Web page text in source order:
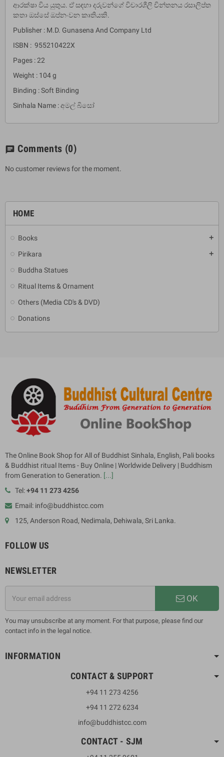
HOME
Books add
Pirikara add
Buddha Statues
Ritual Items & Ornament
Others (Media CD's & DVD)
Donations
ආරක්ෂා විය යුතුය. ඒ සඳහා දරුවන්ගේ විචාරශීලි චින්තනය රසාලිප්ත
කතා ඔස්සේ ඔප්නංවන කෘතියකි.
Publisher : M.D. Gunasena And Company Ltd
ISBN : 955210422X
Pages : 22
Weight : 104 g
Binding : Soft Binding
Sinhala Name : අමල් බිසෝ
chat Comments (0)
No customer reviews for the moment.
The Online Book Shop for All of Buddhist Sinhala, English, Pali books
& Buddhist ritual Items - Buy Online | Worldwide Delivery | Buddhism
from Generation to Generation. [...]
Tel:+94 11 273 4256
Email: info@buddhistcc.com
125, Anderson Road, Nedimala, Dehiwala, Sri Lanka.
FOLLOW US
NEWSLETTER
OK
You may unsubscribe at any moment. For that purpose, please find our
contact info in the legal notice.
INFORMATION
CONTACT & SUPPORT
+94 11 273 4256
+94 11 272 6234
info@buddhistcc.com
CONTACT - SJM